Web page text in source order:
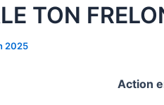
TON
2025
Action